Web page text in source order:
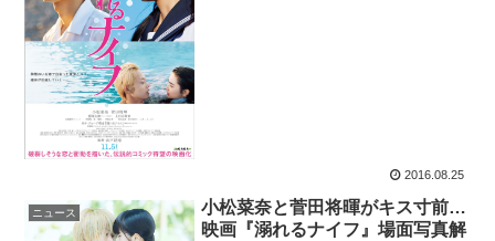
2016.08.25
ニュース
小松菜奈と菅田将暉がキス寸前…
映画『溺れるナイフ』場面写真解